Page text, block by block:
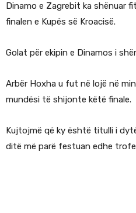
Dinamo e Zagrebit ka shënuar
finalen e Kupës së Kroacisë.
Golat për ekipin e Dinamos i
Arbër Hoxha u fut në lojë në
mundësi të shijonte këtë finale.
Kujtojmë që ky është titulli i
ditë më parë festuan edhe